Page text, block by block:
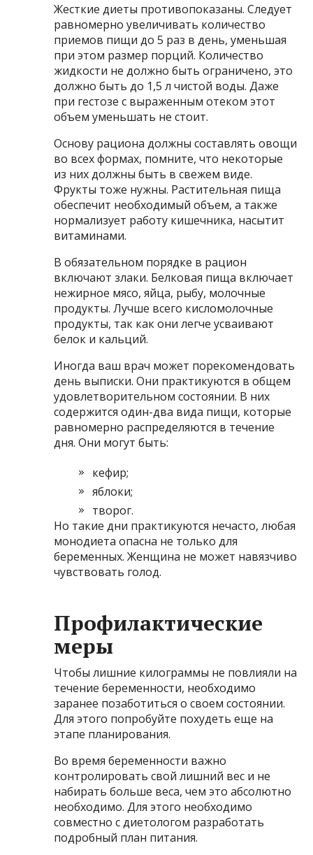
Жесткие диеты противопоказаны. Следует
равномерно увеличивать количество
приемов пищи до 5 раз в день, уменьшая
при этом размер порций. Количество
жидкости не должно быть ограничено, это
должно быть до 1,5 л чистой воды. Даже
при гестозе с выраженным отеком этот
объем уменьшать не стоит.
Основу рациона должны составлять овощи
во всех формах, помните, что некоторые
из них должны быть в свежем виде.
Фрукты тоже нужны. Растительная пища
обеспечит необходимый объем, а также
нормализует работу кишечника, насытит
витаминами.
В обязательном порядке в рацион
включают злаки. Белковая пища включает
нежирное мясо, яйца, рыбу, молочные
продукты. Лучше всего кисломолочные
продукты, так как они легче усваивают
белок и кальций.
Иногда ваш врач может порекомендовать
день выписки. Они практикуются в общем
удовлетворительном состоянии. В них
содержится один-два вида пищи, которые
равномерно распределяются в течение
дня. Они могут быть:
кефир;
яблоки;
творог.
Но такие дни практикуются нечасто, любая
монодиета опасна не только для
беременных. Женщина не может навязчиво
чувствовать голод.
Профилактические
меры
Чтобы лишние килограммы не повлияли на
течение беременности, необходимо
заранее позаботиться о своем состоянии.
Для этого попробуйте похудеть еще на
этапе планирования.
Во время беременности важно
контролировать свой лишний вес и не
набирать больше веса, чем это абсолютно
необходимо. Для этого необходимо
совместно с диетологом разработать
подробный план питания.